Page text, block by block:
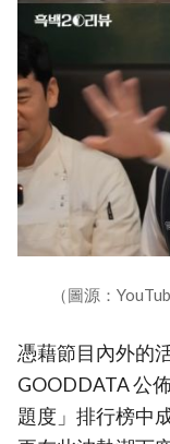
（圖源：
憑藉節目內外的
GOODDATA 公
題度」排行榜中